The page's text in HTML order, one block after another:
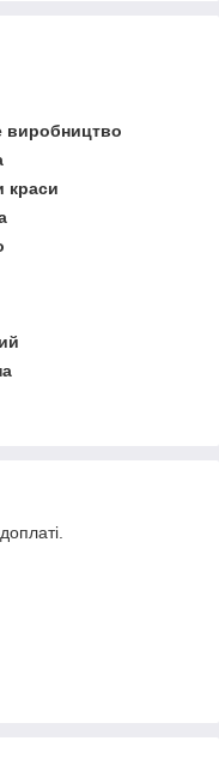
виробництво
краси